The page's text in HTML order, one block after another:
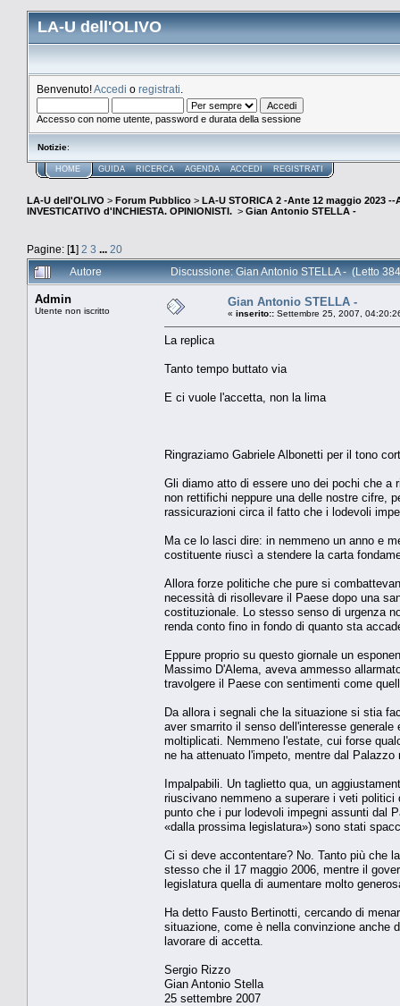
LA-U dell'OLIVO
Benvenuto!Accedi o registrati
Accesso con nome utente, password e durata della sessione
Notizie:
HOME GUIDA RICERCA AGENDA ACCEDI REGISTRATI
LA-U dell'OLIVO > Forum Pubblico > LA-U STORICA 2 -Ante 12 maggio 2023 --
INVESTICATIVO d'INCHIESTA. OPINIONISTI. > Gian Antonio STELLA -
Pagine: [1] 2 3 ... 20
Autore
Discussione: Gian Antonio STELLA - (Letto
Admin
Utente non iscritto
Gian Antonio STELLA -
« inserito:: Settembre 25, 2007,
La replica
Tanto tempo buttato via
E ci vuole l'accetta, non la lima
Ringraziamo Gabriele Albonetti per il tono
Gli diamo atto di essere uno dei pochi che a
non rettifichi neppure una delle nostre cifre,
rassicurazioni circa il fatto che i lodevoli
Ma ce lo lasci dire: in nemmeno un anno e
costituente riuscì a stendere la carta
Allora forze politiche che pure si
necessità di risollevare il Paese dopo una
costituzionale. Lo stesso senso di urgenza
renda conto fino in fondo di quanto sta
Eppure proprio su questo giornale un
Massimo D'Alema, aveva ammesso
travolgere il Paese con sentimenti come
Da allora i segnali che la situazione si stia
aver smarrito il senso dell'interesse
moltiplicati. Nemmeno l'estate, cui forse
ne ha attenuato l'impeto, mentre dal
Impalpabili. Un taglietto qua, un
riuscivano nemmeno a superare i veti
punto che i pur lodevoli impegni assunti dal
«dalla prossima legislatura») sono stati
Ci si deve accontentare? No. Tanto più che
stesso che il 17 maggio 2006, mentre il
legislatura quella di aumentare molto
Ha detto Fausto Bertinotti, cercando di
situazione, come è nella convinzione anche
lavorare di accetta.
Sergio Rizzo
Gian Antonio Stella
25 settembre 2007